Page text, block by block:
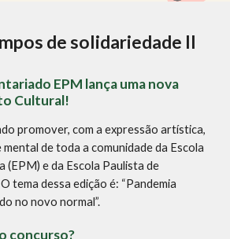
de solidariedade II
EPM lança uma nova
Cultural!
promover, com a expressão artística,
de toda a comunidade da Escola
(EPM) e da Escola Paulista de
tema dessa edição é: “Pandemia
no novo normal”.
concurso?